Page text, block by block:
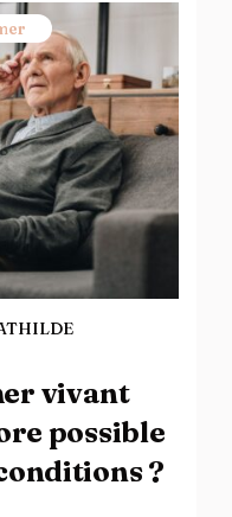
vivant
possible
?